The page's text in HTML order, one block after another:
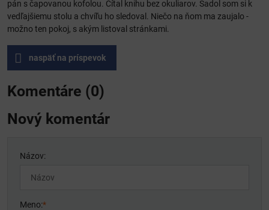
pán s čapovanou kofolou. Čítal knihu bez okuliarov. Sadol som si k
vedľajšiemu stolu a chvíľu ho sledoval. Niečo na ňom ma zaujalo -
možno ten pokoj, s akým listoval stránkami.
naspäť na príspevok
Komentáre (0)
Nový komentár
Názov:
Meno:*